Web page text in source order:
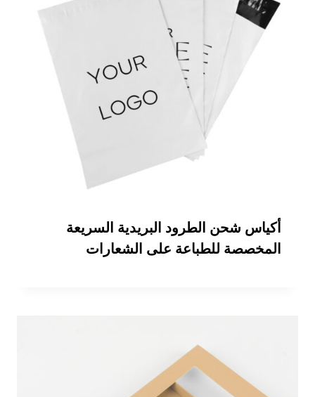
أكياس شحن الطرود البريدية السريعة
المخصصة للطباعة على الشعارات